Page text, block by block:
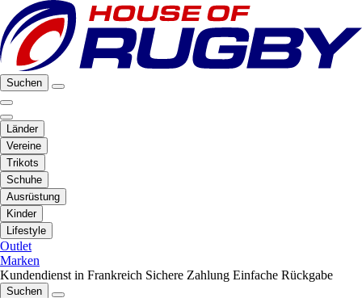
Suchen
Länder
Vereine
Trikots
Schuhe
Ausrüstung
Kinder
Lifestyle
Outlet
Marken
Kundendienst in Frankreich Sichere Zahlung Einfache Rückgabe
Suchen